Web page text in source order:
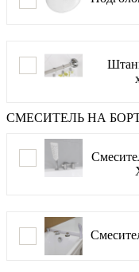
СМЕСИТЕЛЬ НА